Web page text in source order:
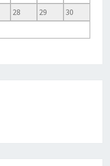
28 29
30